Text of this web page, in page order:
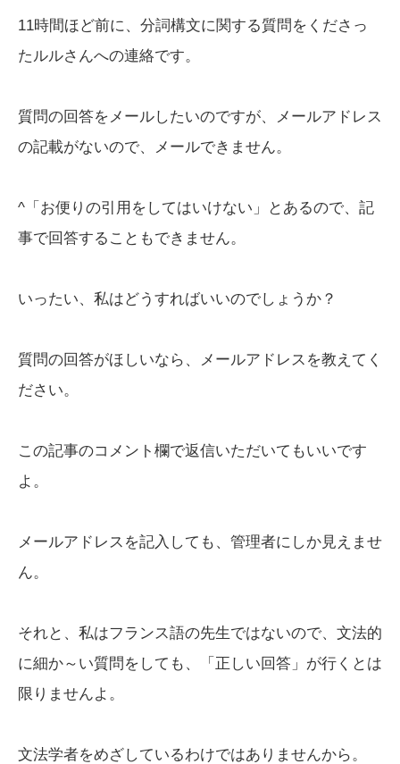
11時間ほど前に、分詞構文に関する質問をくださっ
たルルさんへの連絡です。
質問の回答をメールしたいのですが、メールアドレス
の記載がないので、メールできません。
^「お便りの引用をしてはいけない」とあるので、記
事で回答することもできません。
いったい、私はどうすればいいのでしょうか？
質問の回答がほしいなら、メールアドレスを教えてく
ださい。
この記事のコメント欄で返信いただいてもいいです
よ。
メールアドレスを記入しても、管理者にしか見えませ
ん。
それと、私はフランス語の先生ではないので、文法的
に細か～い質問をしても、「正しい回答」が行くとは
限りませんよ。
文法学者をめざしているわけではありませんから。